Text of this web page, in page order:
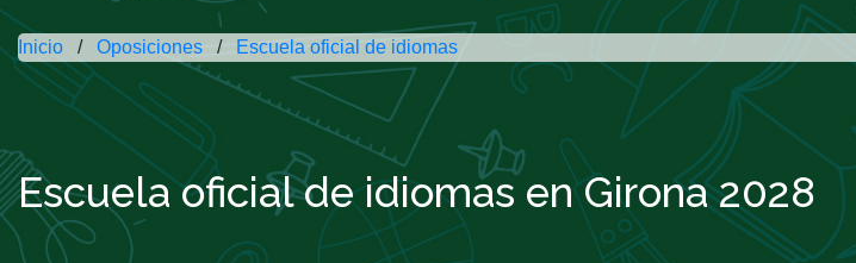
Inicio Oposiciones Escuela oficial de idiomas
Escuela oficial de idiomas en Girona 2028